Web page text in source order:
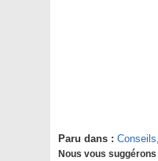
Paru dans : Conseils,
Nous vous